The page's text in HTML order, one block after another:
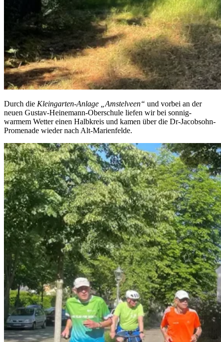
Durch die Kleingarten-Anlage „Amstelveen“ und vorbei an der
neuen Gustav-Heinemann-Oberschule liefen wir bei sonnig-
warmem Wetter einen Halbkreis und kamen über die Dr-Jacobsohn-
Promenade wieder nach Alt-Marienfelde.